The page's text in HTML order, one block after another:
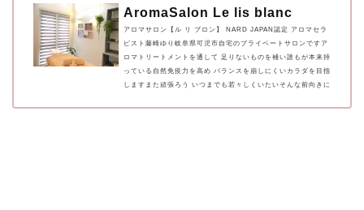
AromaSalon Le lis blanc
アロマサロン【ル リ ブロン】 NARD JAPAN認定 アロマセラ
ピスト藤崎ゆり岐阜県可児市自宅のプライベートサロンですア
ロマトリートメントを通して 足りないものを補い誰もが本来持
っている自然免疫力を高め バランスを崩しにくいカラダを目指
しますまた頑張ろう いつまでも若々しくいたいそんな前向きに